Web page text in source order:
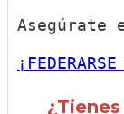
Asegúrate